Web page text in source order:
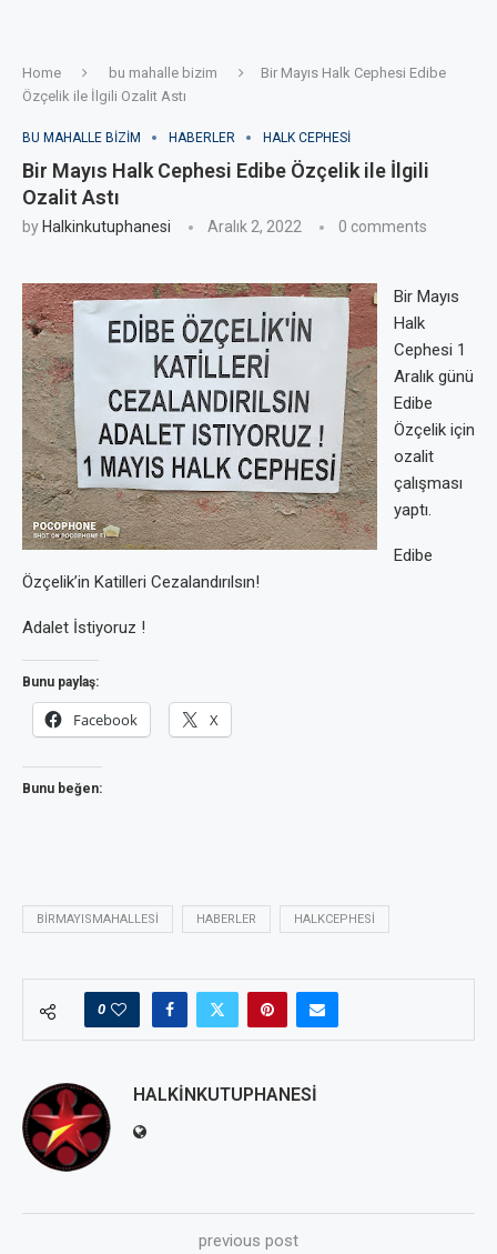
Home bu mahalle bizim
Bir Mayıs Halk Cephesi Edibe
Özçelik ile İlgili Ozalit Astı
BU MAHALLE BIZIM HABERLER HALK CEPHESI
Bir Mayıs Halk Cephesi Edibe Özçelik ile İlgili
Ozalit Astı
by Halkinkutuphanesi Aralık 2, 2022 0 comments
Bir Mayıs
Halk
Cephesi 1
Aralık günü
Edibe
Özçelik için
ozalit
çalışması
yaptı.
Edibe
Özçelik’in Katilleri Cezalandırılsın!
Adalet İstiyoruz !
Bunu paylaş:
Facebook X
Bunu beğen:
BIRMAYISMAHALLESI HABERLER HALKCEPHESI
0
HALKINKUTUPHANESI
previous post